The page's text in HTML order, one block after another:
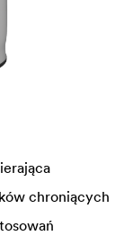
chroniących